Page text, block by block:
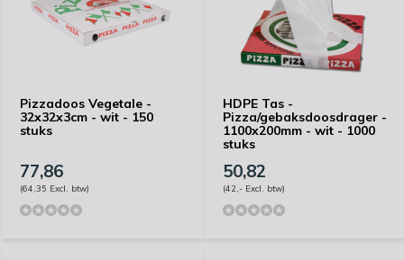
Pizzadoos Vegetale -
32x32x3cm - wit - 150
stuks
77,86
(64,35 Excl. btw)
HDPE Tas -
Pizza/gebaksdoosdrager -
1100x200mm - wit - 1000
stuks
50,82
(42,- Excl. btw)